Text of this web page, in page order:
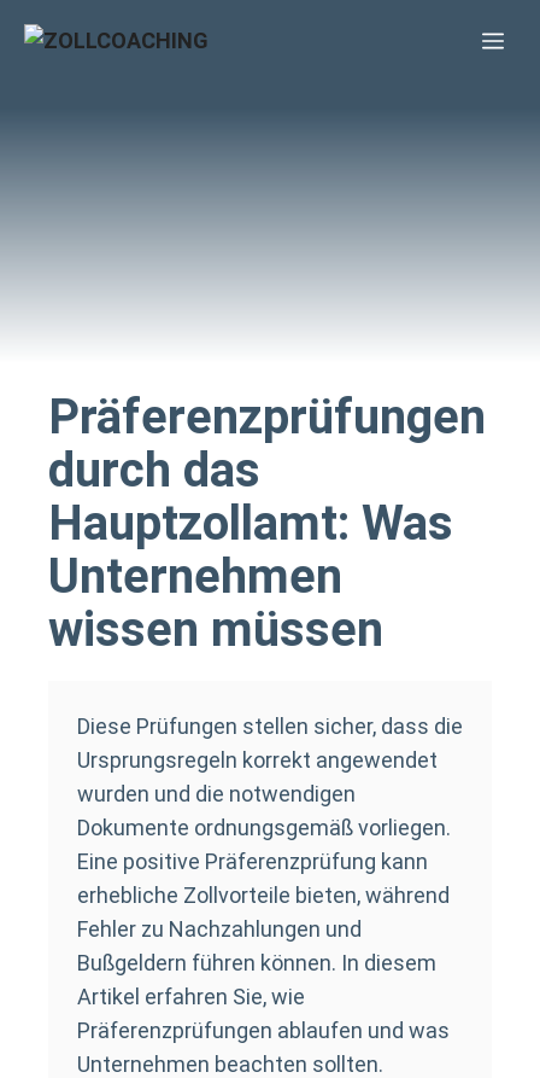
Inhalt
Präferenzprüfungen
durch das
Hauptzollamt: Was
Unternehmen
wissen müssen
Diese Prüfungen stellen sicher, dass die
Ursprungsregeln korrekt angewendet
wurden und die notwendigen
Dokumente ordnungsgemäß vorliegen.
Eine positive Präferenzprüfung kann
erhebliche Zollvorteile bieten, während
Fehler zu Nachzahlungen und
Bußgeldern führen können. In diesem
Artikel erfahren Sie, wie
Präferenzprüfungen ablaufen und was
Unternehmen beachten sollten.